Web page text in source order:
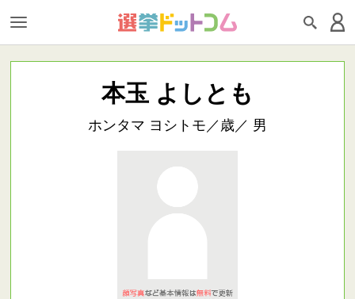
本玉 よしとも
ホンタマ ヨシトモ／歳／ 男